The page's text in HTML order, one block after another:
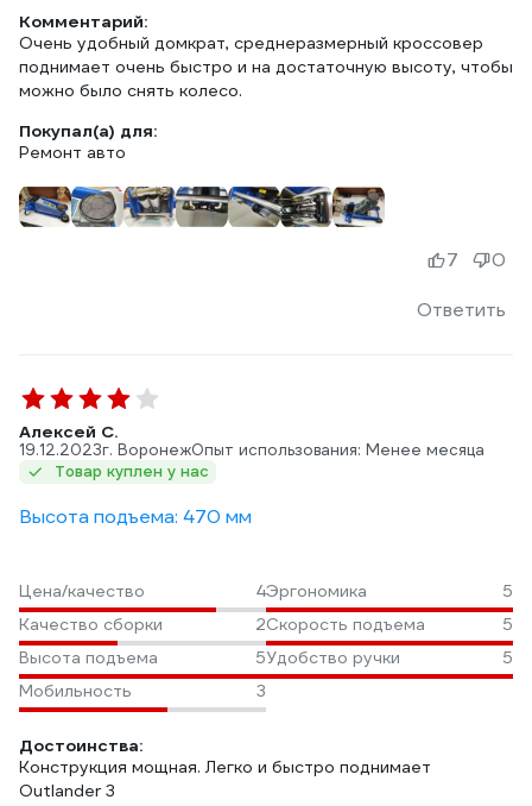
Комментарий:
Очень удобный домкрат, среднеразмерный кроссовер
поднимает очень быстро и на достаточную высоту, чтобы
можно было снять колесо.
Покупал(а) для:
Ремонт авто
Ответить
7 0
Алексей С.
19.12.2023г. ВоронежОпыт использования: Менее месяца
Товар куплен у нас
Высота подъема: 470 мм
Цена/качество 4Эргономика
5
Качество сборки
2Скорость подъема
5
Высота подъема
5Удобство ручки
5
Мобильность
3
Достоинства:
Конструкция мощная. Легко и быстро поднимает
Outlander 3